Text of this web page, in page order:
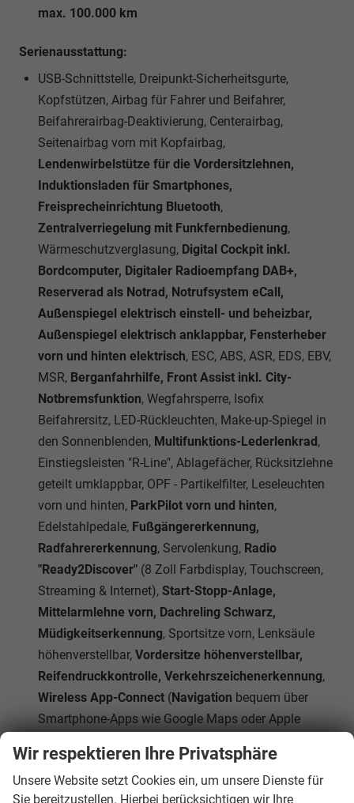
max. 100.000 km
Serienausstattung:
USB-Schnittstelle, Dreipunkt-Sicherheitsgurte,
Kopfstützen, Airbag für Fahrer und Beifahrer,
Beifahrerairbag-Deaktivierung, Centerairbag,
Seitenairbag vorn mit Kopfairbag,
Lendenwirbelstütze für die Vordersitzlehnen,
Induktionsladen für Smartphones,
Freisprecheinrichtung Bluetooth,
Zentralverriegelung mit Funkfernbedienung,
Wärmeschutzverglasung, Digital Cockpit inkl.
Bordcomputer, Digitaler Radioempfang DAB+,
Reserverad als Notrad, Notrufsystem eCall,
Außenspiegel elektrisch einstell- und beheizbar,
Außenspiegel elektrisch anklappbar, Fensterheber
vorn und hinten elektrisch, ESC, ABS, ASR, EDS, EBV,
MSR, Berganfahrhilfe, Front Assist inkl. City-
Notbremsfunktion, Wegfahrsperre, Isofix
Beifahrersitz, LED-Rückleuchten, Make-up-Spiegel in
den Sonnenblenden, Multifunktions-Lederlenkrad,
Einstiegsleisten "R-Line", Ablagefächer, Rücksitzlehne
geteilt umklappbar, OPF - Partikelfilter, Leseleuchten
vorn und hinten, ParkPilot vorn und hinten,
Edelstahlpedale, Fußgängererkennung,
Radfahrererkennung, Servolenkung, Radio
"Ready2Discover" (8 Zoll Farbdisplay, Touchscreen,
Streaming & Internet), Start-Stopp-Anlage,
Mittelarmlehne vorn, Dachreling Schwarz,
Müdigkeitserkennung, Sportsitze vorn, Lenksäule
höhenverstellbar, Vordersitze höhenverstellbar,
Reifendruckkontrolle, Verkehrszeichenerkennung,
Wireless App-Connect (Navigation bequem über
Smartphone-Apps wie Google Maps oder Apple
Das Fahrzeug verfügt über kein fest verbautes
Navigationssystem. DurchApple CarPlay / Android
Wir respektieren Ihre Privatsphäre
Unsere Website setzt Cookies ein, um unsere Dienste für
Sie bereitzustellen. Hierbei berücksichtigen wir Ihre